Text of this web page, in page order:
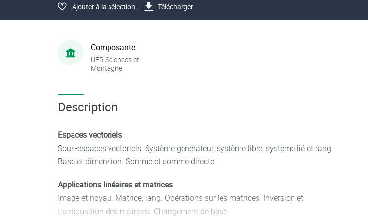
Ajouter à la sélection Télécharger
Composante
UFR Sciences et
Montagne
Description
Espaces vectoriels
Sous-espaces vectoriels. Système générateur, système libre, système lié et rang.
Base et dimension. Somme et somme directe.
Applications linéaires et matrices
Image et noyau. Matrice, rang. Opérations sur les matrices. Inversion et
transposition des matrices. Changement de base.